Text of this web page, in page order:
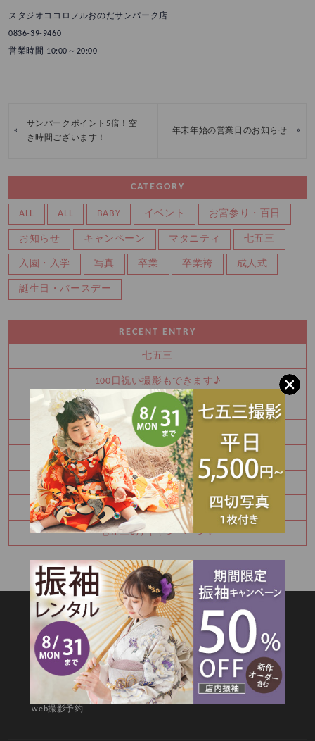
スタジオココロフルおのだサンパーク店
0836-39-9460
営業時間 10:00～20:00
«
サンパークポイント5倍！空
き時間ございます！
年末年始の営業日のお知らせ »
CATEGORY
ALL ALL BABY イベント お宮参り・百日
お知らせ キャンペーン マタニティ 七五三
入園・入学 写真 卒業 卒業袴 成人式
誕生日・バースデー
RECENT ENTRY
七五三
100日祝い撮影もできます♪
振袖を決めるなら今！
秋の参拝をお考えなら前撮り！
かわいい金太郎さん
夏休み中に振袖を決めませんか？
お宮参り・百日祝いはご家族撮影もおすすめです
七五三8月キャンペーン✨
SITEMAP
TOP 新着情報
撮影メニュー
料金・商品
キャンペーン
衣装カタログ
店舗情報
よくあるご質問
お問合せ
web撮影予約